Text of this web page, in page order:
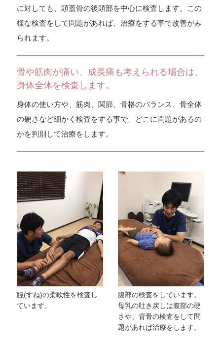
に対しても、頭蓋骨の後頭部を中心に検査します。この
様な検査をして問題があれば、治療をする事で改善がみ
られます。
骨や筋肉が痛い、成長痛も考えられる場合は、
身体全体を検査します。
身体の使い方や、筋肉、関節、骨格のバランス、骨全体
の硬さなど細かく検査をする事で、どこに問題があるの
かを判別して治療をします。
脛(すね)の柔軟性を検査し
ています。
腹部の検査をしています。
母乳の吐き戻しは腹部の硬
さや、背骨の検査をして問
題があれば治療をします。